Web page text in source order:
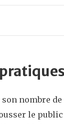
nombre de
le public